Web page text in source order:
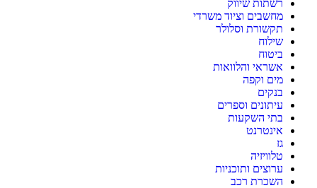
רשתות שיווק
מחשבים וציוד משרדי
תקשורת וסלולר
שילוח
ביטוח
אשראי והלוואות
מים וקפה
בנקים
עיתונים וספרים
בתי השקעות
אינטרנט
גז
טלוויזיה
ערוצים ותוכניות
השכרת רכב